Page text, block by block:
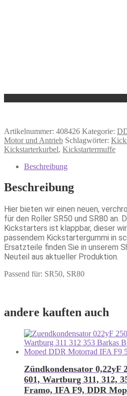
Artikelnummer: 408426 Kategorie:
Motor und Antrieb Schlagwörter:
Kickstarterkurbel, Kickstartermuffe
Beschreibung
Beschreibung
Hier bieten wir einen neuen,
für den Roller SR50 und SR80 an.
Kickstarters ist klappbar, dieser
passendem Kickstartergummi in
Ersatzteile finden Sie in unserem
Neuteil aus aktueller Produktion.
Passend für: SR50, SR80
andere kauften auch
Zündkondensator 0,22yF
601, Wartburg 311, 312,
Framo, IFA F9, DDR